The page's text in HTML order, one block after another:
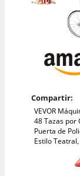
Compartir:
VEVOR
48 Tazas por
Puerta de
Estilo